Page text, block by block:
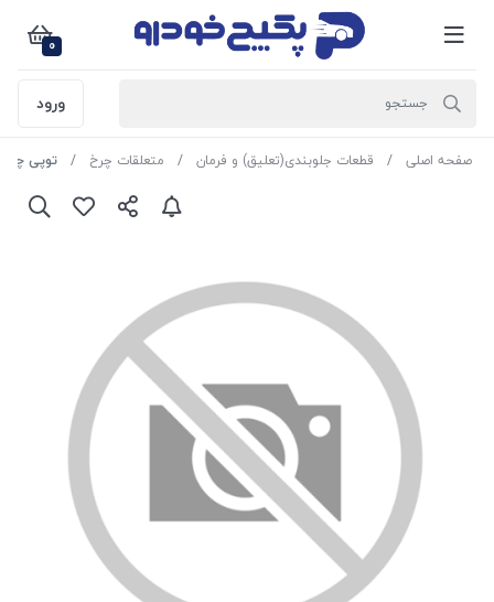
0
ورود
صفحه اصلی قطعات جلوبندی(تعلیق) و فرمان متعلقات چرخ توپی چرخ عقب